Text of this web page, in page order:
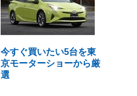
今すぐ買いたい5台を東
京モーターショーから厳
選